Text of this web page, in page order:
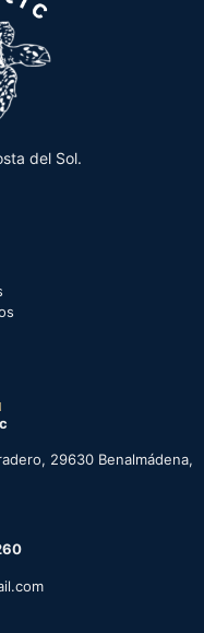
del Sol.
29630 Benalmádena,